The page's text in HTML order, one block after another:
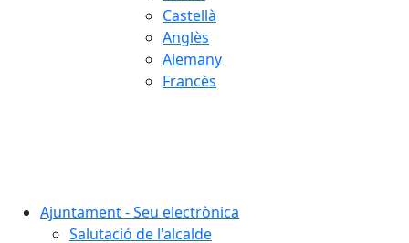
Castellà
Anglès
Alemany
Francès
Ajuntament - Seu electrònica
Salutació de l'alcalde